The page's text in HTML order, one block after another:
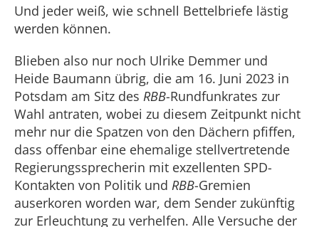
Und jeder weiß, wie schnell Bettelbriefe lästig
werden können.
Blieben also nur noch Ulrike Demmer und
Heide Baumann übrig, die am 16. Juni 2023 in
Potsdam am Sitz des RBB-Rundfunkrates zur
Wahl antraten, wobei zu diesem Zeitpunkt nicht
mehr nur die Spatzen von den Dächern pfiffen,
dass offenbar eine ehemalige stellvertretende
Regierungssprecherin mit exzellenten SPD-
Kontakten von Politik und RBB-Gremien
auserkoren worden war, dem Sender zukünftig
zur Erleuchtung zu verhelfen. Alle Versuche der